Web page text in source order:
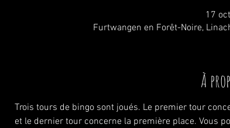
17
Furtwangen en Forêt-Noire,
À
Trois tours de bingo sont joués. Le premier tour
et le dernier tour concerne la première place. Vous